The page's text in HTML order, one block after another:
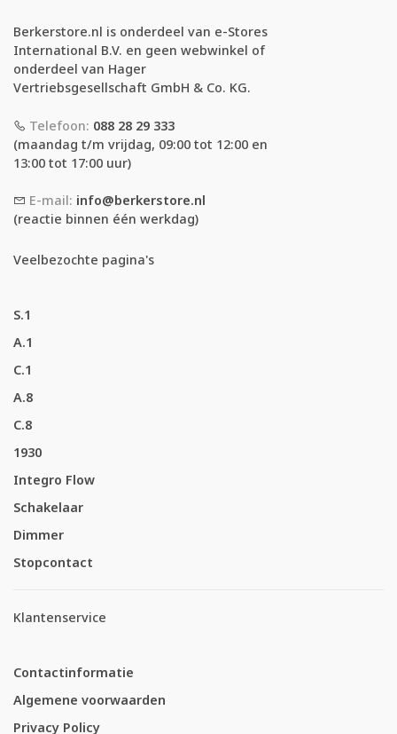
Berkerstore.nl is onderdeel van e-Stores
International B.V. en geen webwinkel of
onderdeel van Hager
Vertriebsgesellschaft GmbH & Co. KG.
Telefoon: 088 28 29 333
(maandag t/m vrijdag, 09:00 tot 12:00 en
13:00 tot 17:00 uur)
E-mail: info@berkerstore.nl
(reactie binnen één werkdag)
Veelbezochte pagina's
S.1
A.1
C.1
A.8
C.8
1930
Integro Flow
Schakelaar
Dimmer
Stopcontact
Klantenservice
Contactinformatie
Algemene voorwaarden
Privacy Policy